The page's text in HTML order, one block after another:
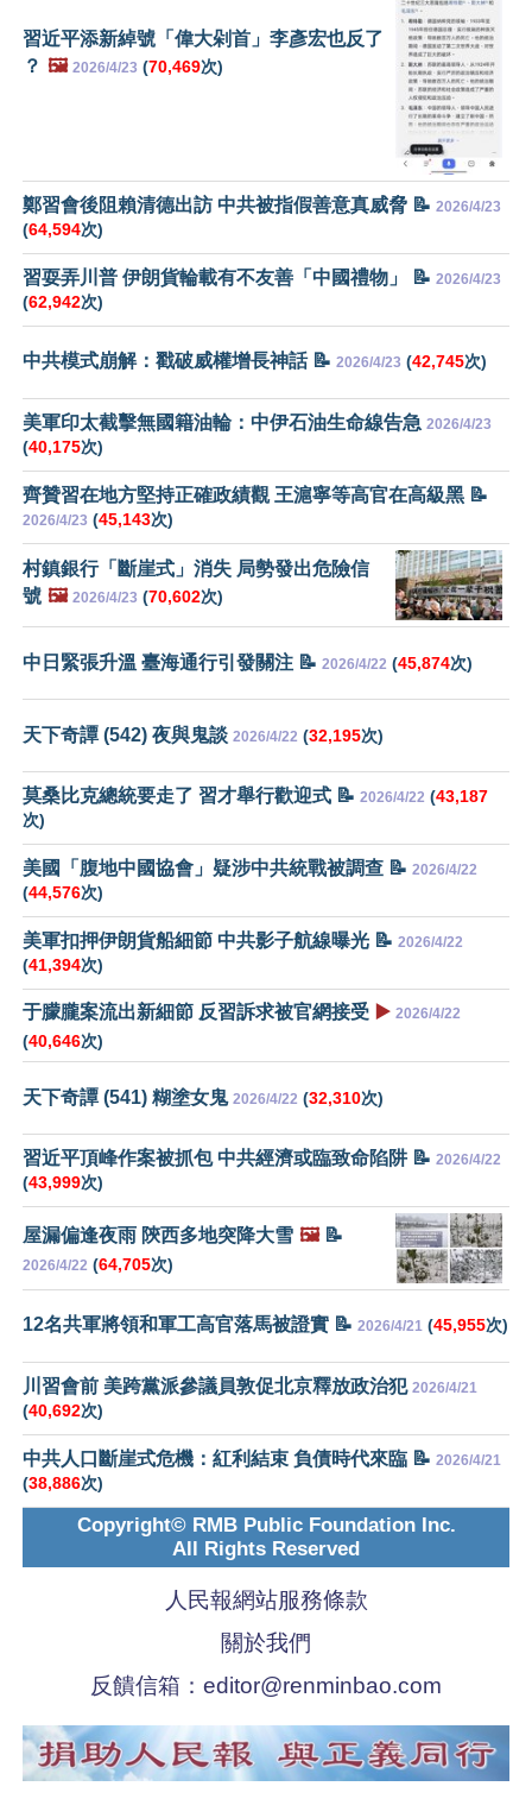
習近平添新綽號「偉大剁首」李彥宏也反了
？ 🖼️ 2026/4/23 (70,469次)
鄭習會後阻賴清德出訪 中共被指假善意真威脅 📝 2026/4/23
(64,594次)
習耍弄川普 伊朗貨輪載有不友善「中國禮物」 📝 2026/4/23
(62,942次)
中共模式崩解：戳破威權增長神話 📝 2026/4/23 (42,745次)
美軍印太截擊無國籍油輪：中伊石油生命線告急 2026/4/23
(40,175次)
齊贊習在地方堅持正確政績觀 王滬寧等高官在高級黑 📝
2026/4/23 (45,143次)
村鎮銀行「斷崖式」消失 局勢發出危險信
號 🖼️ 2026/4/23 (70,602次)
中日緊張升溫 臺海通行引發關注 📝 2026/4/22 (45,874次)
天下奇譚 (542) 夜與鬼談 2026/4/22 (32,195次)
莫桑比克總統要走了 習才舉行歡迎式 📝 2026/4/22 (43,187
次)
美國「腹地中國協會」疑涉中共統戰被調查 📝 2026/4/22
(44,576次)
美軍扣押伊朗貨船細節 中共影子航線曝光 📝 2026/4/22
(41,394次)
于朦朧案流出新細節 反習訴求被官網接受 ▶️ 2026/4/22
(40,646次)
天下奇譚 (541) 糊塗女鬼 2026/4/22 (32,310次)
習近平頂峰作案被抓包 中共經濟或臨致命陷阱 📝 2026/4/22
(43,999次)
屋漏偏逢夜雨 陝西多地突降大雪 🖼️📝
2026/4/22 (64,705次)
12名共軍將領和軍工高官落馬被證實 📝 2026/4/21 (45,955次)
川習會前 美跨黨派參議員敦促北京釋放政治犯 2026/4/21
(40,692次)
中共人口斷崖式危機：紅利結束 負債時代來臨 📝 2026/4/21
(38,886次)
Copyright© RMB Public Foundation Inc.
All Rights Reserved
人民報網站服務條款
關於我們
反饋信箱： editor@renminbao.com